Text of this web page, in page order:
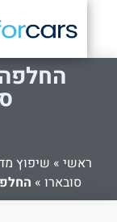
ראשי»שיפוץ
סובארו»החלפה